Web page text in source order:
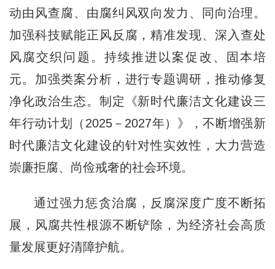
动由风查腐、由腐纠风双向发力、同向治理。
加强科技赋能正风反腐，精准发现、深入查处
风腐交织问题。持续推进以案促改、固本培
元。加强类案分析，进行专题调研，推动修复
净化政治生态。制定《新时代廉洁文化建设三
年行动计划（2025－2027年）》，不断增强新
时代廉洁文化建设的针对性实效性，大力营造
崇廉拒腐、尚俭戒奢的社会环境。
通过强力惩贪治腐，反腐深度广度不断拓
展，风腐共性根源不断铲除，为经济社会高质
量发展更好清障护航。